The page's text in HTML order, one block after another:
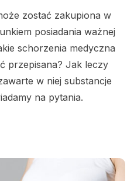
zostać zakupiona w
posiadania ważnej
schorzenia medyczna
przepisana? Jak leczy
w niej substancje
na pytania.